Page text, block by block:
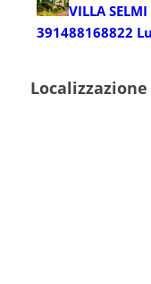
VILLA
391488168822
Localizzazione